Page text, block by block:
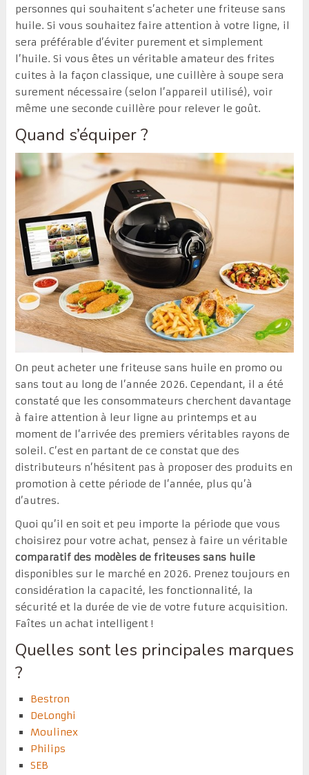
personnes qui souhaitent s’acheter une friteuse sans
huile. Si vous souhaitez faire attention à votre ligne, il
sera préférable d’éviter purement et simplement
l’huile. Si vous êtes un véritable amateur des frites
cuites à la façon classique, une cuillère à soupe sera
surement nécessaire (selon l’appareil utilisé), voir
même une seconde cuillère pour relever le goût.
Quand s’équiper ?
On peut acheter une friteuse sans huile en promo ou
sans tout au long de l’année 2026. Cependant, il a été
constaté que les consommateurs cherchent davantage
à faire attention à leur ligne au printemps et au
moment de l’arrivée des premiers véritables rayons de
soleil. C’est en partant de ce constat que des
distributeurs n’hésitent pas à proposer des produits en
promotion à cette période de l’année, plus qu’à
d’autres.
Quoi qu’il en soit et peu importe la période que vous
choisirez pour votre achat, pensez à faire un véritable
comparatif des modèles de friteuses sans huile
disponibles sur le marché en 2026. Prenez toujours en
considération la capacité, les fonctionnalité, la
sécurité et la durée de vie de votre future acquisition.
Faîtes un achat intelligent !
Quelles sont les principales marques
?
Bestron
DeLonghi
Moulinex
Philips
SEB